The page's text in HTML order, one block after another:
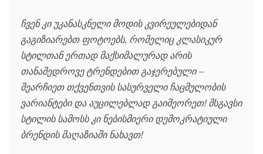
ჩვენ კი უკანასკნელი მოდის კვირეულებიდან
გაგიზიარებთ ფოტოებს, რომელიც კლასიკურ
სტილთან ერთად მაქსიმალურად არის
თანამედროვე ტრენდებით გაჯერებული –
შეარჩიეთ თქვენთვის სასურველი ჩაცმულობის
ვარიანტები და აუცილებლად გაიმეორეთ! მსგავსი
სტილის სამოსს კი ნებისმიერი დემოკრატიული
ბრენდის მაღაზიაში ნახავთ!